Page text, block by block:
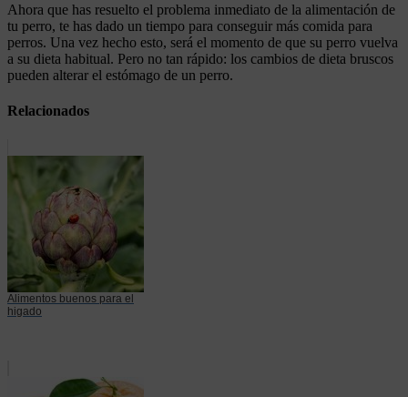
Ahora que has resuelto el problema inmediato de la alimentación de
tu perro, te has dado un tiempo para conseguir más comida para
perros. Una vez hecho esto, será el momento de que su perro vuelva
a su dieta habitual. Pero no tan rápido: los cambios de dieta bruscos
pueden alterar el estómago de un perro.
Relacionados
Alimentos buenos para el
higado